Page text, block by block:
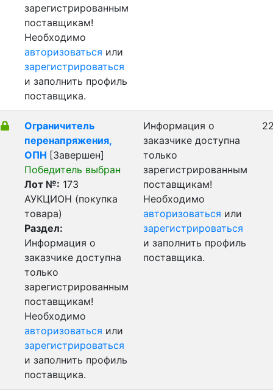
зарегистрированным
поставщикам!
Необходимо
авторизоваться или
зарегистрироваться
и заполнить профиль
поставщика.
Ограничитель
перенапряжения,
ОПН [Завершен]
Победитель выбран
Лот №: 173
АУКЦИОН (покупка
товара)
Раздел:
Информация о
заказчике доступна
только
зарегистрированным
поставщикам!
Необходимо
авторизоваться или
зарегистрироваться
и заполнить профиль
поставщика.
Информация о
заказчике доступна
только
зарегистрированным
поставщикам!
Необходимо
авторизоваться или
зарегистрироваться
и заполнить профиль
поставщика.